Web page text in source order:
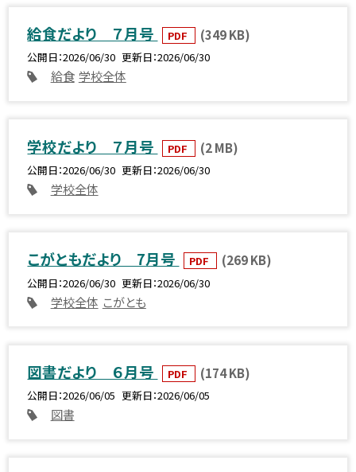
給食だより ７月号 PDF (349 KB)
公開日 2026/06/30 更新日 2026/06/30
給食 学校全体
学校だより ７月号 PDF (2 MB)
公開日 2026/06/30 更新日 2026/06/30
学校全体
こがともだより 7月号 PDF (269 KB)
公開日 2026/06/30 更新日 2026/06/30
学校全体 こがとも
図書だより ６月号 PDF (174 KB)
公開日 2026/06/05 更新日 2026/06/05
図書